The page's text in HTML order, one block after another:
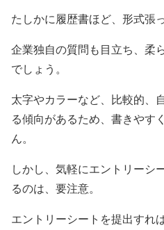
たしかに履歴書ほど、形式張
企業独自の質問も目立ち、柔
でしょう。
太字やカラーなど、比較的、
る傾向があるため、書きやす
ん。
しかし、気軽にエントリーシ
るのは、要注意。
エントリーシートを提出すれ